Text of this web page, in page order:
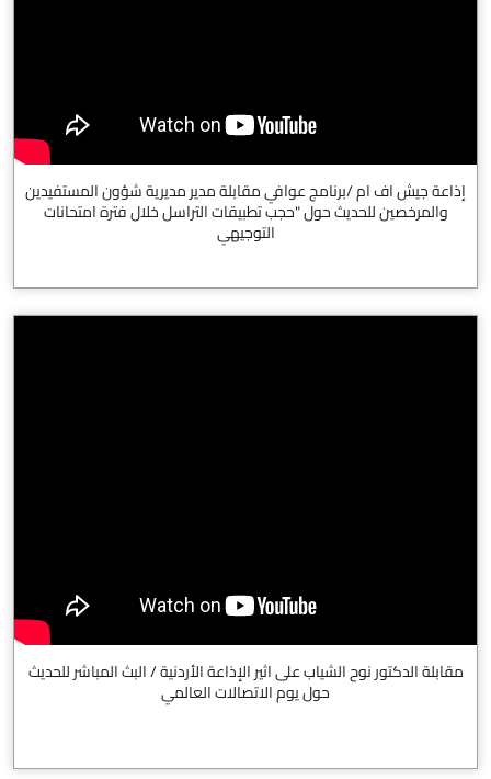
إذاعة جيش اف ام /برنامج عوافي مقابلة مدير مديرية شؤون المستفيدين
والمرخصين للحديث حول "حجب تطبيقات التراسل خلال فترة امتحانات
التوجيهي
مقابلة الدكتور نوح الشياب على اثير الإذاعة الأردنية / البث المباشر للحديث
حول يوم الاتصالات العالمي